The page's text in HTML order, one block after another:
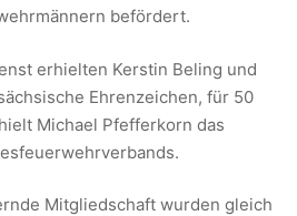
befördert.
erhielten Kerstin Beling und
Ehrenzeichen, für 50
Michael Pfefferkorn das
Mitgliedschaft wurden gleich